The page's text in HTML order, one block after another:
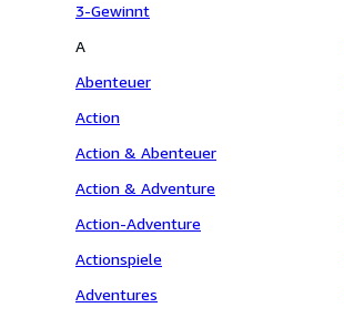
3-Gewinnt
A
Abenteuer
Action
Action & Abenteuer
Action & Adventure
Action-Adventure
Actionspiele
Adventures